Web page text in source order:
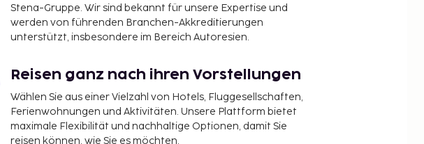
Stena-Gruppe. Wir sind bekannt für unsere Expertise und
werden von führenden Branchen-Akkreditierungen
unterstützt, insbesondere im Bereich Autoresien.
Reisen ganz nach ihren Vorstellungen
Wählen Sie aus einer Vielzahl von Hotels, Fluggesellschaften,
Ferienwohnungen und Aktivitäten. Unsere Plattform bietet
maximale Flexibilität und nachhaltige Optionen, damit Sie
reisen können, wie Sie es möchten.